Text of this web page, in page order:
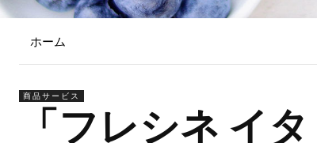
ホーム
商品サービス
「フレシネ イ